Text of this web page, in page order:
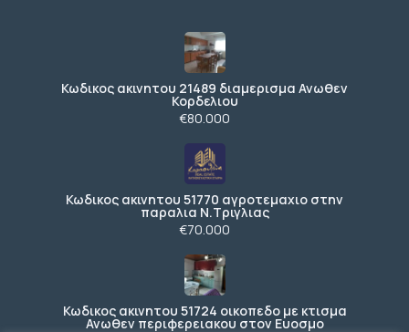
Κωδικος ακινητου 21489 διαμερισμα Ανωθεν
Κορδελιου
€80.000
Κωδικος ακινητου 51770 αγροτεμαχιο στην
παραλια Ν.Τριγλιας
€70.000
Κωδικος ακινητου 51724 οικοπεδο με κτισμα
Ανωθεν περιφερειακου στον Ευοσμο